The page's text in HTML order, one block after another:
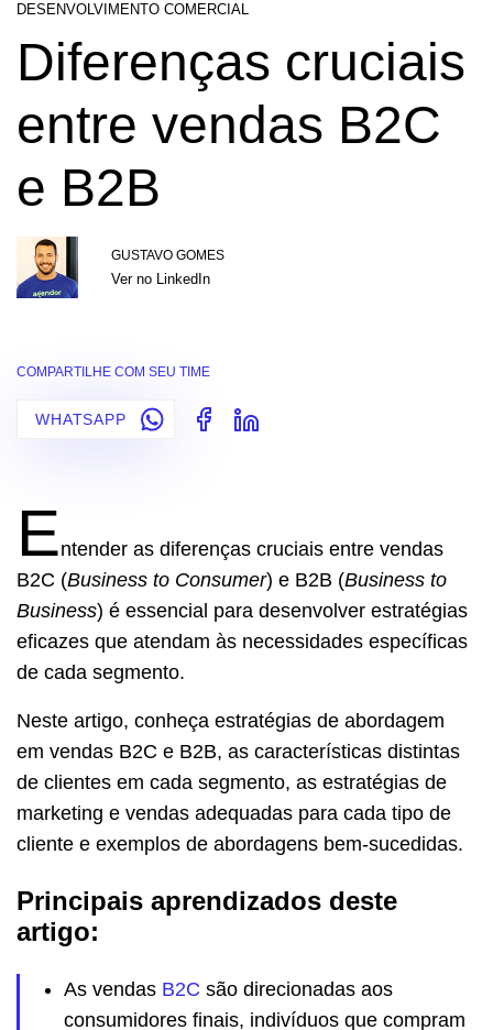
DESENVOLVIMENTO COMERCIAL
Diferenças cruciais
entre vendas B2C
e B2B
GUSTAVO GOMES
Ver no LinkedIn
COMPARTILHE COM SEU TIME
WHATSAPP
Entender as diferenças cruciais entre vendas
B2C (Business to Consumer) e B2B (Business to
Business) é essencial para desenvolver estratégias
eficazes que atendam às necessidades específicas
de cada segmento.
Neste artigo, conheça estratégias de abordagem
em vendas B2C e B2B, as características distintas
de clientes em cada segmento, as estratégias de
marketing e vendas adequadas para cada tipo de
cliente e exemplos de abordagens bem-sucedidas.
Principais aprendizados deste
artigo:
As vendas B2C são direcionadas aos
consumidores finais, indivíduos que compram